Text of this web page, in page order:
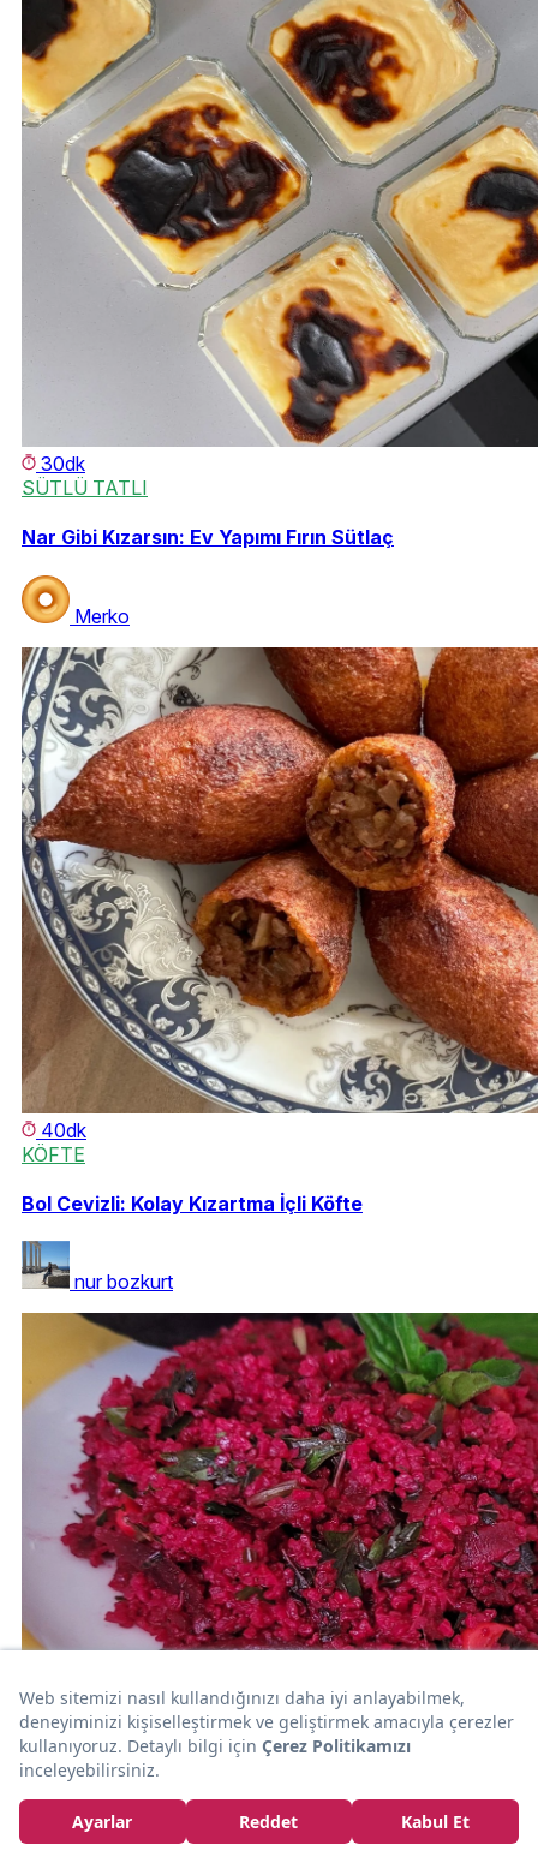
30dk
SÜTLÜ TATLI
Nar Gibi Kızarsın: Ev Yapımı Fırın Sütlaç
Merko
40dk
KÖFTE
Bol Cevizli: Kolay Kızartma İçli Köfte
nur bozkurt
20dk
SALATA